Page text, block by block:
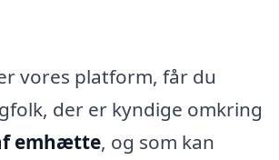
vores platform, får du
der er kyndige omkring
emhætte, og som kan